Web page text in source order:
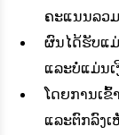
ຄະແນນລວ
ຜົນໄດ້ຮັບແ
ແລະບໍ່ແມ່ນ
ໂດຍການເ
ແລະຕົກລົງ